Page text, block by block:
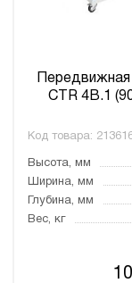
CTR 4B.1
Код товара:
Высота, мм
Ширина, мм
Глубина, мм
Вес, кг